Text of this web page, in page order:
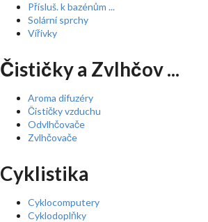
Přísluš. k bazénům ...
Solární sprchy
Vířivky
Čističky a Zvlhčov ...
Aroma difuzéry
Čističky vzduchu
Odvlhčovače
Zvlhčovače
Cyklistika
Cyklocomputery
Cyklodoplňky